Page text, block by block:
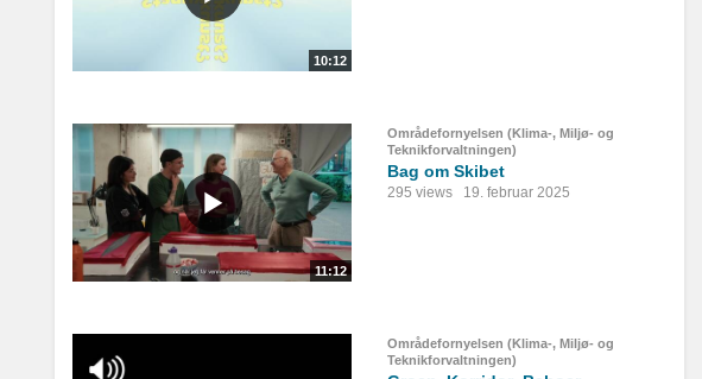
10:12
11:12
Områdefornyelsen (Klima-, Miljø- og
Teknikforvaltningen)
Bag om Skibet
295 views 19. februar 2025
Områdefornyelsen (Klima-, Miljø- og
Teknikforvaltningen)